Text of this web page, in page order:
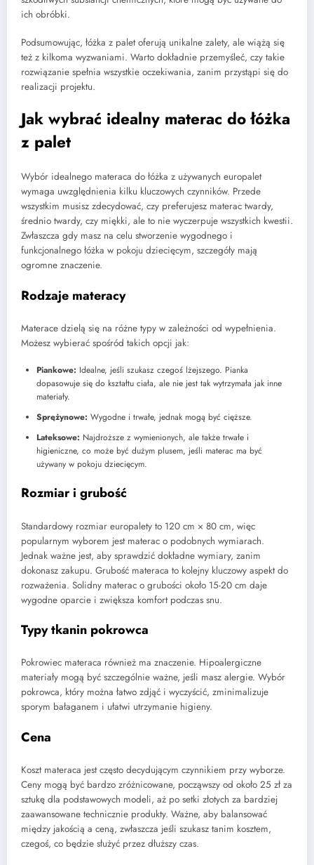
ich obróbki.
Podsumowując, łóżka z palet oferują unikalne zalety, ale wiążą się
też z kilkoma wyzwaniami. Warto dokładnie przemyśleć, czy takie
rozwiązanie spełnia wszystkie oczekiwania, zanim przystąpi się do
realizacji projektu.
Jak wybrać idealny materac do łóżka
z palet
Wybór idealnego materaca do łóżka z używanych europalet
wymaga uwzględnienia kilku kluczowych czynników. Przede
wszystkim musisz zdecydować, czy preferujesz materac twardy,
średnio twardy, czy miękki, ale to nie wyczerpuje wszystkich kwestii.
Zwłaszcza gdy masz na celu stworzenie wygodnego i
funkcjonalnego łóżka w pokoju dziecięcym, szczegóły mają
ogromne znaczenie.
Rodzaje materacy
Materace dzielą się na różne typy w zależności od wypełnienia.
Możesz wybierać spośród takich opcji jak:
Piankowe: Idealne, jeśli szukasz czegoś lżejszego. Pianka
dopasowuje się do kształtu ciała, ale nie jest tak wytrzymała jak inne
materiały.
Sprężynowe: Wygodne i trwałe, jednak mogą być cięższe.
Lateksowe: Najdroższe z wymienionych, ale także trwałe i
higieniczne, co może być dużym plusem, jeśli materac ma być
używany w pokoju dziecięcym.
Rozmiar i grubość
Standardowy rozmiar europalety to 120 cm × 80 cm, więc
popularnym wyborem jest materac o podobnych wymiarach.
Jednak ważne jest, aby sprawdzić dokładne wymiary, zanim
dokonasz zakupu. Grubość materaca to kolejny kluczowy aspekt do
rozważenia. Solidny materac o grubości około 15-20 cm daje
wygodne oparcie i zwiększa komfort podczas snu.
Typy tkanin pokrowca
Pokrowiec materaca również ma znaczenie. Hipoalergiczne
materiały mogą być szczególnie ważne, jeśli masz alergie. Wybór
pokrowca, który można łatwo zdjąć i wyczyścić, zminimalizuje
sporym bałaganem i ułatwi utrzymanie higieny.
Cena
Koszt materaca jest często decydującym czynnikiem przy wyborze.
Ceny mogą być bardzo zróżnicowane, począwszy od około 25 zł za
sztukę dla podstawowych modeli, aż po setki złotych za bardziej
zaawansowane technicznie produkty. Ważne, aby balansować
między jakością a ceną, zwłaszcza jeśli szukasz tanim kosztem,
czegoś, co będzie służyć przez dłuższy czas.